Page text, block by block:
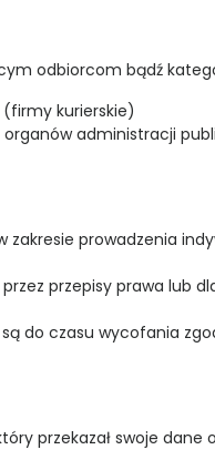
odbiorcom bądź
kurierskie)
administracji
zakresie prowadzenia
przepisy prawa lub
do czasu wycofania
przekazał swoje dane